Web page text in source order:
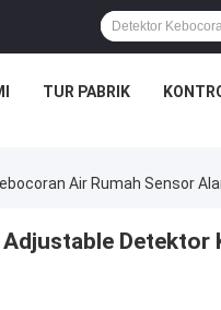
TUR PABRIK
Air Rumah Sensor
Detektor